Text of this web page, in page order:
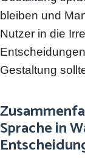
bleiben und
Nutzer in die
Gestaltung
Sprache in